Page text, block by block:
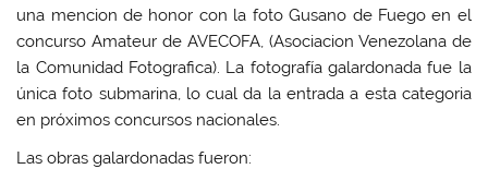
una mencion de honor con la foto Gusano de Fuego en el
concurso Amateur de AVECOFA, (Asociacion Venezolana de
la Comunidad Fotografica). La fotografía galardonada fue la
única foto submarina, lo cual da la entrada a esta categoria
en próximos concursos nacionales.
Las obras galardonadas fueron: